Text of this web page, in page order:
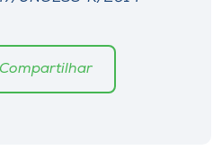
Compartilhar